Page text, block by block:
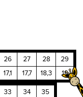
26 27 28
29
17,1 17,7 18,3
19
33 34
35